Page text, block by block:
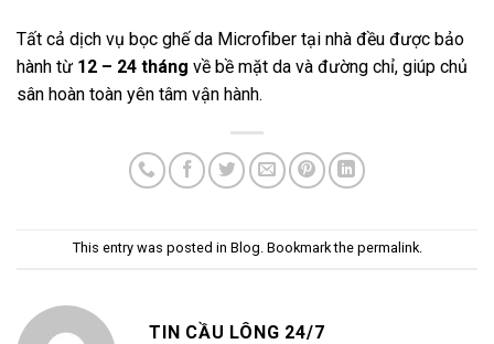
Tất cả dịch vụ bọc ghế da Microfiber tại nhà đều được bảo
hành từ 12 – 24 tháng về bề mặt da và đường chỉ, giúp chủ
sân hoàn toàn yên tâm vận hành.
This entry was posted in Blog. Bookmark the permalink.
TIN CẦU LÔNG 24/7